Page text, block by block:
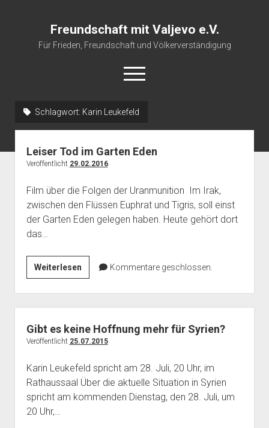
Freundschaft mit Valjevo e.V.
Für Frieden, Freundschaft und Völkerverständigung
open
menu
Schlagwort: Karin Leukefeld
Leiser Tod im Garten Eden
Veröffentlicht 29.02.2016
Film über die Folgen der Uranmunition Im Irak,
zwischen den Flüssen Euphrat und Tigris, soll einst
der Garten Eden gelegen haben. Heute gehört dort
das…
WeiterlesenLeiser
Tod
im
Garten
Eden
Kommentare geschlossen.
Gibt es keine Hoffnung mehr für Syrien?
Veröffentlicht 25.07.2015
Karin Leukefeld spricht am 28. Juli, 20 Uhr, im
Rathaussaal Über die aktuelle Situation in Syrien
spricht am kommenden Dienstag, den 28. Juli, um
20 Uhr,…